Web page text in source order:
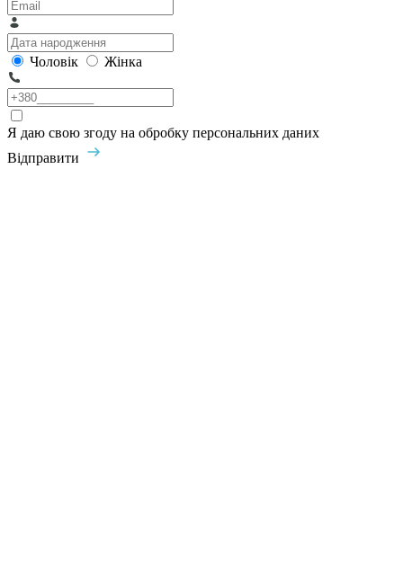
Чоловік Жінка
Я даю свою згоду на обробку персональних даних
Відправити